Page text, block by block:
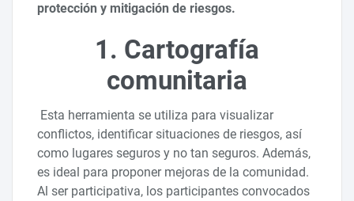
protección y mitigación de riesgos.
1. Cartografía
comunitaria
Esta herramienta se utiliza para visualizar
conflictos, identificar situaciones de riesgos, así
como lugares seguros y no tan seguros. Además,
es ideal para proponer mejoras de la comunidad.
Al ser participativa, los participantes convocados